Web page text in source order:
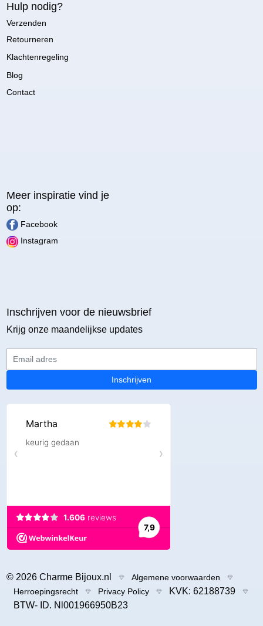
Hulp nodig?
Verzenden
Retourneren
Klachtenregeling
Blog
Contact
Meer inspiratie vind je
op:
Facebook
Instagram
Inschrijven voor de nieuwsbrief
Krijg onze maandelijkse updates
Inschrijven
© 2026 Charme Bijoux.nl
Algemene voorwaarden
Herroepingsrecht
Privacy Policy
KVK: 62188739
BTW- ID. Nl001966950B23